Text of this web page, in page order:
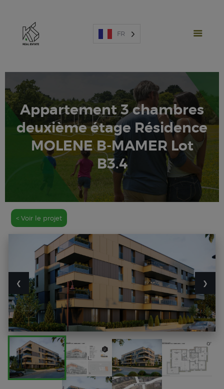
FR
Appartement 3 chambres
deuxième étage Résidence
MOLENE B-MAMER Lot
B3.4
PROJETS NEUFS
VENTE
LOCATION
ESPAGNE
A PROPOS
ESTIMATION
NOUS CONTACTER
< Voir le projet
❮ ❯